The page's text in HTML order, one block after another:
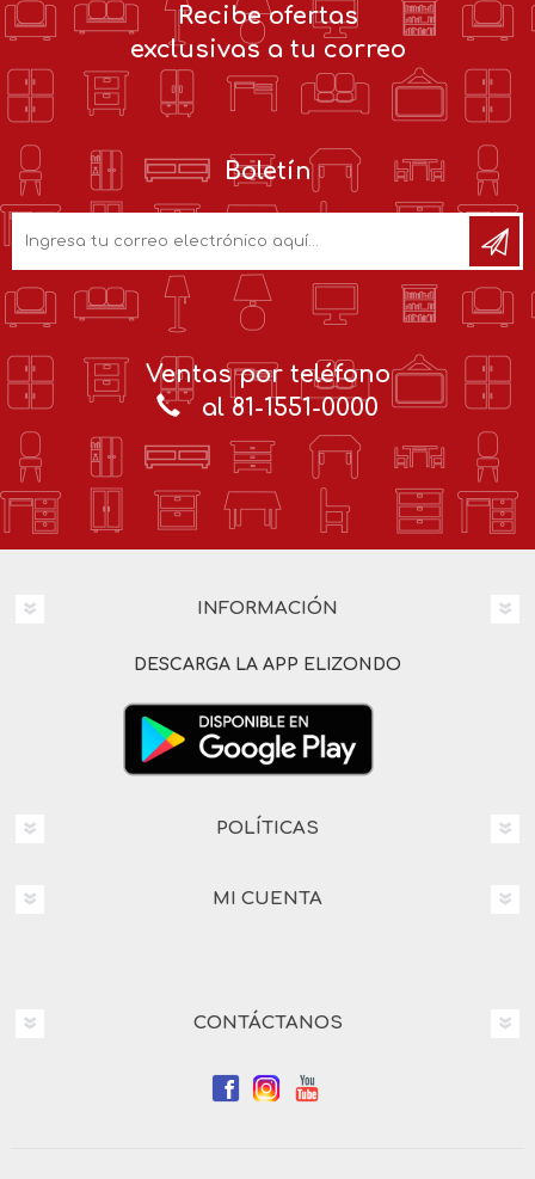
Recibe ofertas
exclusivas a tu correo
Boletín
Ventas por teléfono
al 81-1551-0000
INFORMACIÓN
DESCARGA LA APP ELIZONDO
POLÍTICAS
MI CUENTA
CONTÁCTANOS